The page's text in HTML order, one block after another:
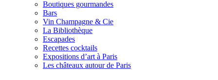
Boutiques gourmandes
Bars
Vin Champagne & Cie
La Bibliothèque
Escapades
Recettes cocktails
Expositions d’art à Paris
Les châteaux autour de Paris